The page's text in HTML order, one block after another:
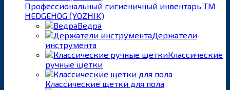
Профессиональный гигиеничный инвентарь ТМ
HEDGEHOG (YOZHIK)
Ведра
Держатели
инструмента
Классические
ручные щетки
Классические щетки для пола